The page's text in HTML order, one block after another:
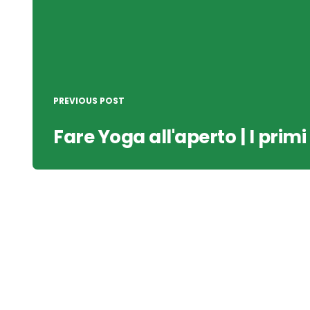
PREVIOUS POST
Fare Yoga all'aperto | I